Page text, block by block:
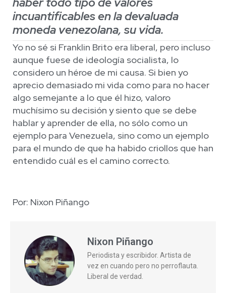
incuantificables en la devaluada
moneda venezolana, su vida.
Yo no sé si Franklin Brito era liberal, pero incluso
aunque fuese de ideología socialista, lo
considero un héroe de mi causa. Si bien yo
aprecio demasiado mi vida como para no hacer
algo semejante a lo que él hizo, valoro
muchísimo su decisión y siento que se debe
hablar y aprender de ella, no sólo como un
ejemplo para Venezuela, sino como un ejemplo
para el mundo de que ha habido criollos que han
entendido cuál es el camino correcto.
Por: Nixon Piñango
Nixon Piñango
Periodista y escribidor. Artista de
vez en cuando pero no perroflauta.
Liberal de verdad.